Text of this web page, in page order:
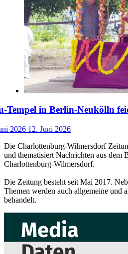
Tempel in Berlin-Neukölln
2026 12. Juni 2026
Die Charlottenburg-Wilmersdorf
und thematisiert Nachrichten aus dem
Charlottenburg-Wilmersdorf.
Die Zeitung besteht seit Mai 2017.
Themen werden auch allgemeine und
behandelt.